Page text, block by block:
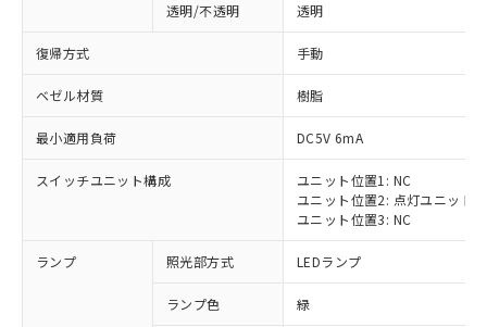
透明/不透明 透明
復帰方式 手動
ベゼル材質 樹脂
最小適用負荷 DC5V 6mA
スイッチユニット構成
ユニット位置1: NC
ユニット位置2: 点灯ユニット
ユニット位置3: NC
ランプ 照光部方式 LEDランプ
ランプ色 緑